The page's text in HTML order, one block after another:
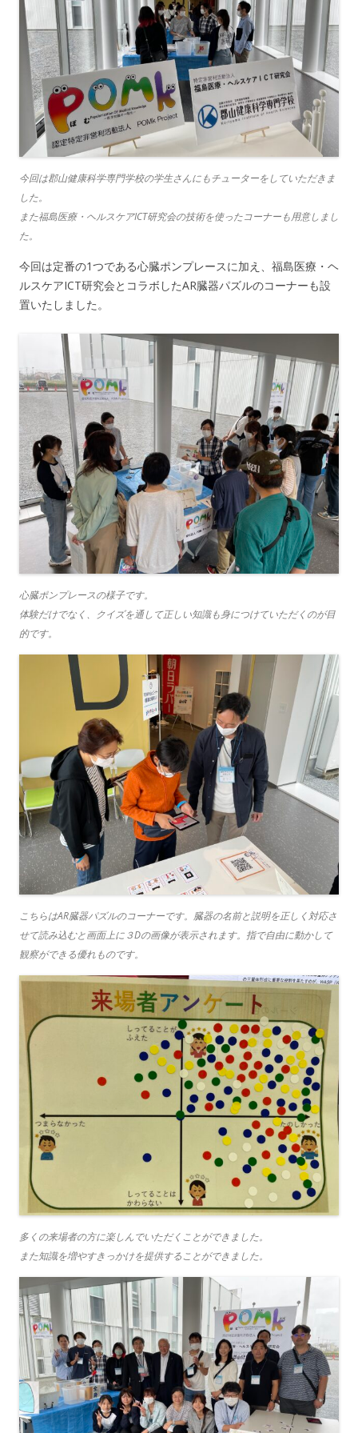
今回は郡山健康科学専門学校の学生さんにもチューターをしていただきま
した。
また福島医療・ヘルスケアICT研究会の技術を使ったコーナーも用意しまし
た。
今回は定番の1つである心臓ポンプレースに加え、福島医療・ヘ
ルスケアICT研究会とコラボしたAR臓器パズルのコーナーも設
置いたしました。
心臓ポンプレースの様子です。
体験だけでなく、クイズを通して正しい知識も身につけていただくのが目
的です。
こちらはAR臓器パズルのコーナーです。臓器の名前と説明を正しく対応さ
せて読み込むと画面上に３Dの画像が表示されます。指で自由に動かして
観察ができる優れものです。
多くの来場者の方に楽しんでいただくことができました。
また知識を増やすきっかけを提供することができました。